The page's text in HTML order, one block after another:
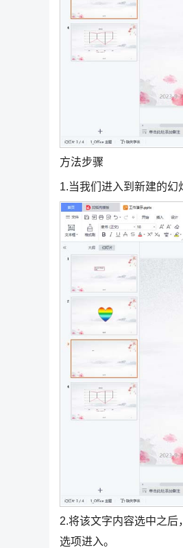
方法步骤
1.当我们进入到新建的幻
2.将该文字内容选中之后
选项进入。